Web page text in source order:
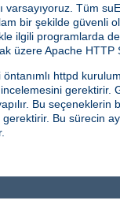
varsayıyoruz. Tüm
bir şekilde güvenli
ilgili programlarda
üzere Apache
httpd
Bu seçeneklerin
Bu sürecin